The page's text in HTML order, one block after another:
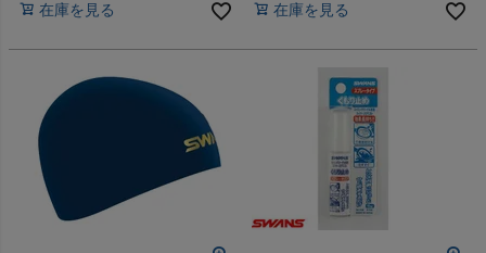
キャンプ・フェス
通学
ビジネス
在庫を見る 在庫を見る